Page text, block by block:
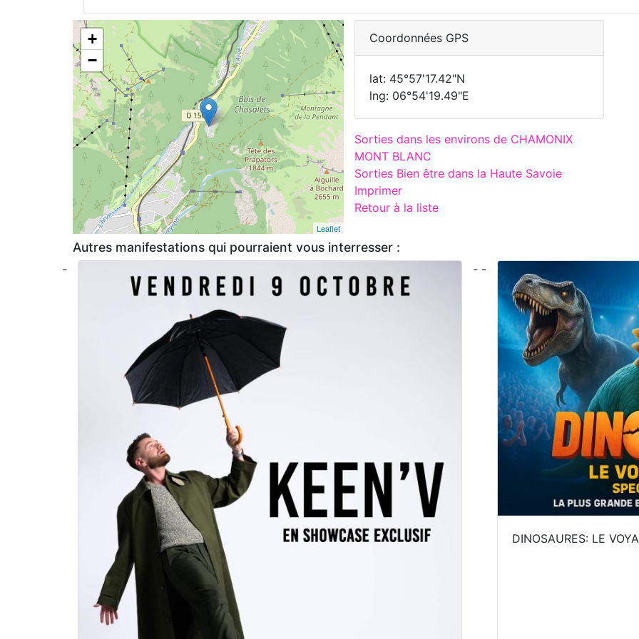
+
−
Leaflet
Coordonnées GPS
lat: 45°57'17.42"N
lng: 06°54'19.49"E
Sorties dans les environs de CHAMONIX
MONT BLANC
Sorties Bien être dans la Haute Savoie
Imprimer
Retour à la liste
Autres manifestations qui pourraient vous interresser :
- - -
DINOSAURES: LE